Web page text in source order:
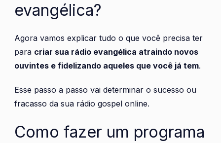
evangélica?
Agora vamos explicar tudo o que você precisa ter
para criar sua rádio evangélica atraindo novos
ouvintes e fidelizando aqueles que você já tem.
Esse passo a passo vai determinar o sucesso ou
fracasso da sua rádio gospel online.
Como fazer um programa